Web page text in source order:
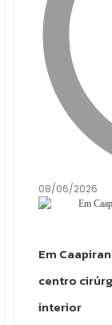
08/06/2026
Em
centro
interior